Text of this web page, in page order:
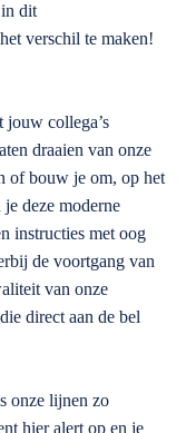
dit
verschil te maken!
jouw collega’s
draaien van onze
of bouw je om, op het
deze moderne
instructies met oog
de voortgang van
van onze
direct aan de bel
onze lijnen zo
hier alert op en je